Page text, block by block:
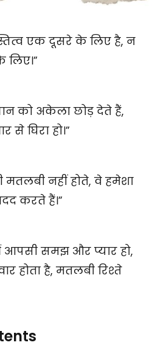
एक दूसरे के लिए है, न
को अकेला छोड़ देते हैं,
से घिरा हो।”
मतलबी नहीं होते, वे हमेशा
करते हैं।”
आपसी समझ और प्यार हो,
होता है, मतलबी रिश्ते